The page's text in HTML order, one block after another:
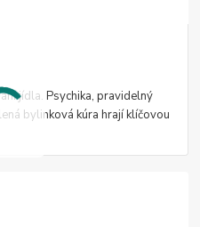
jídla. Psychika, pravidelný
bylinková kúra hrají klíčovou